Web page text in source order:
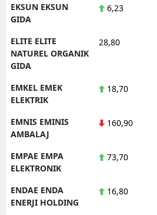
EKSUN EKSUN
GIDA
6,23
ELITE ELITE
NATUREL ORGANIK
GIDA
28,80
EMKEL EMEK
ELEKTRIK
18,70
EMNIS EMINIS
AMBALAJ
160,90
EMPAE EMPA
ELEKTRONIK
73,70
ENDAE ENDA
ENERJI HOLDING
16,80